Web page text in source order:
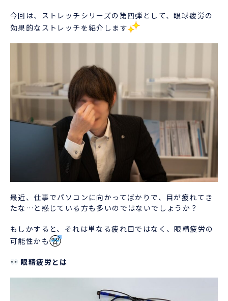
今回は、ストレッチシリーズの第四弾として、眼球疲労の
効果的なストレッチを紹介します
最近、仕事でパソコンに向かってばかりで、目が疲れてき
たな…と感じている方も多いのではないでしょうか？
もしかすると、それは単なる疲れ目ではなく、眼精疲労の
可能性かも
眼精疲労とは